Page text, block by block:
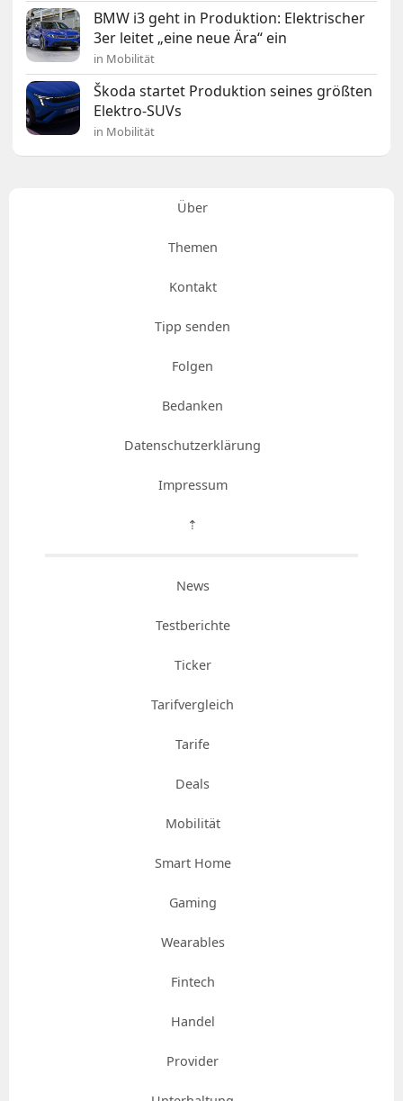
BMW i3 geht in Produktion: Elektrischer
3er leitet „eine neue Ära“ ein
in Mobilität
Škoda startet Produktion seines größten
Elektro-SUVs
in Mobilität
Über
Themen
Kontakt
Tipp senden
Folgen
Bedanken
Datenschutzerklärung
Impressum
⇡
News
Testberichte
Ticker
Tarifvergleich
Tarife
Deals
Mobilität
Smart Home
Gaming
Wearables
Fintech
Handel
Provider